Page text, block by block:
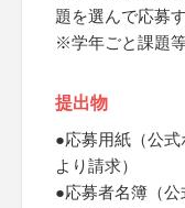
題を選んで応募
※学年ごと課題
提出物
●応募用紙（公
より請求）
●応募者名簿（